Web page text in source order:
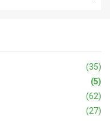
(35)
(5)
(62)
(27)